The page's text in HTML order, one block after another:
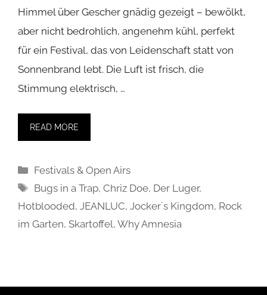
Himmel über Gescher gnädig gezeigt – bewölkt,
aber nicht bedrohlich, angenehm kühl, perfekt
für ein Festival, das von Leidenschaft statt von
Sonnenbrand lebt. Die Luft ist frisch, die
Stimmung elektrisch, …
READ MORE
Kategorien
Festivals & Open Airs
Schlagwörter
Bugs in a Trap,Chriz Doe, Der Luger,
Hotblooded, JEANLUC, Jocker´s Kingdom, Rock
im Garten, Skartoffel, Why Amnesia